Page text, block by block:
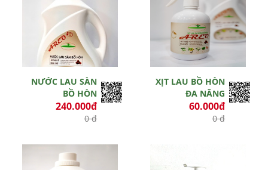
NƯỚC LAU SÀN
BỒ HÒN
240.000đ
0 đ
XỊT LAU BỒ HÒN
ĐA NĂNG
60.000đ
0 đ